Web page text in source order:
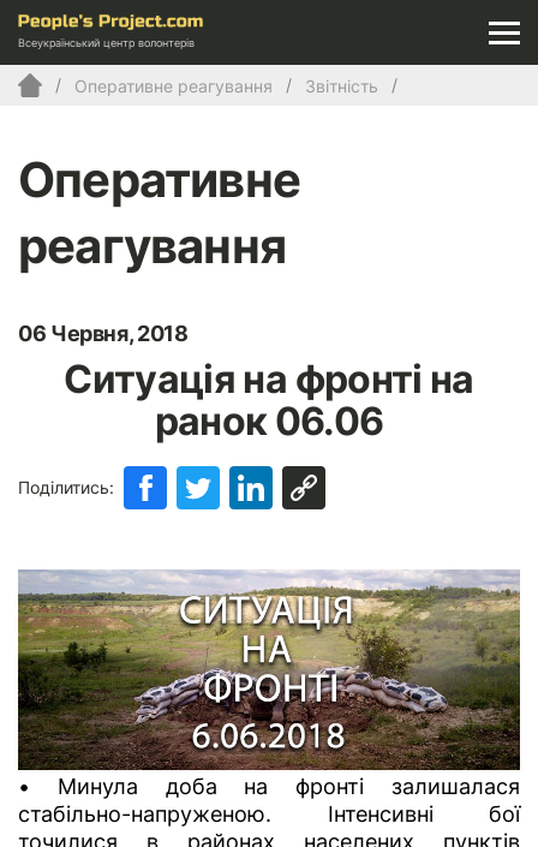
Всеукраїнський центр волонтерів
Оперативне реагування Звітність
Оперативне
реагування
06 Червня, 2018
Ситуація на фронті на
ранок 06.06
Поділитись:
• Минула доба на фронті залишалася
стабільно-напруженою. Інтенсивні бої